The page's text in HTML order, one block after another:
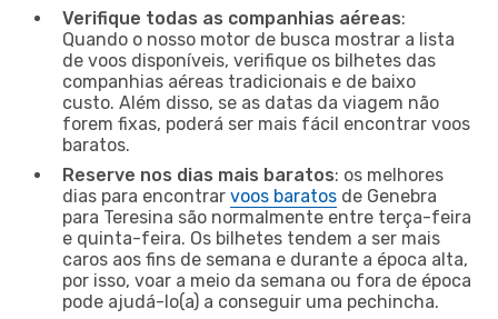
Verifique todas as companhias aéreas:
Quando o nosso motor de busca mostrar a lista
de voos disponíveis, verifique os bilhetes das
companhias aéreas tradicionais e de baixo
custo. Além disso, se as datas da viagem não
forem fixas, poderá ser mais fácil encontrar voos
baratos.
Reserve nos dias mais baratos: os melhores
dias para encontrar voos baratos de Genebra
para Teresina são normalmente entre terça-feira
e quinta-feira. Os bilhetes tendem a ser mais
caros aos fins de semana e durante a época alta,
por isso, voar a meio da semana ou fora de época
pode ajudá-lo(a) a conseguir uma pechincha.